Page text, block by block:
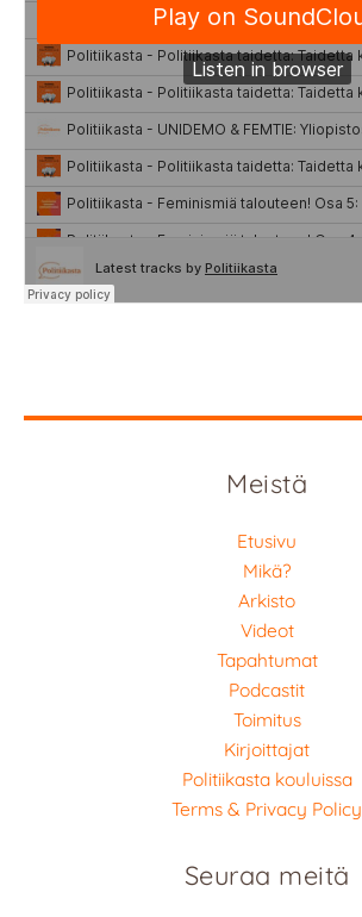
Meistä
Etusivu
Mikä?
Arkisto
Videot
Tapahtumat
Podcastit
Toimitus
Kirjoittajat
Politiikasta kouluissa
Terms & Privacy Policy
Seuraa meitä